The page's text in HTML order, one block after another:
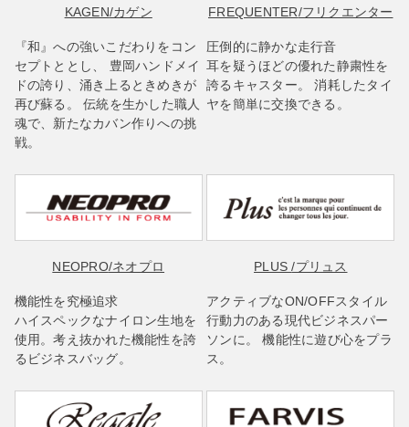
KAGEN/カゲン
『和』への強いこだわりをコン
セプトととし、 豊岡ハンドメイ
ドの誇り、涌き上るときめきが
再び蘇る。 伝統を生かした職人
魂で、新たなカバン作りへの挑
戦。
FREQUENTER/フリクエンター
圧倒的に静かな走行音
耳を疑うほどの優れた静粛性を
誇るキャスター。 消耗したタイ
ヤを簡単に交換できる。
NEOPRO/ネオプロ
機能性を究極追求
ハイスペックなナイロン生地を
使用。考え抜かれた機能性を誇
るビジネスバッグ。
PLUS/プリュス
アクティブなON/OFFスタイル
行動力のある現代ビジネスパー
ソンに。 機能性に遊び心をプラ
ス。